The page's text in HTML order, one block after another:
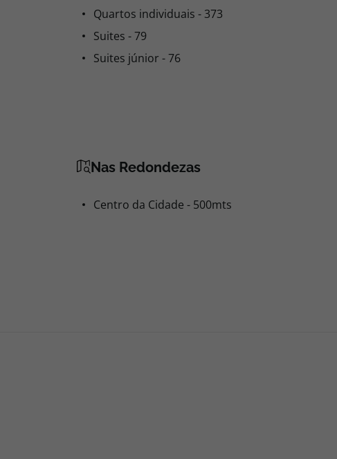
Quartos individuais - 373
Suites - 79
Suites júnior - 76
Nas Redondezas
Centro da Cidade - 500mts